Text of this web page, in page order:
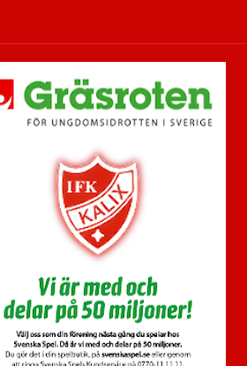
Besökarstatistik